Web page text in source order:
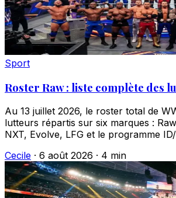
Sport
Roster Raw : liste complète des
Au 13 juillet 2026, le roster total de
lutteurs répartis sur six marques :
NXT, Evolve, LFG et le programme
Cecile · 6 août 2026 · 4 min